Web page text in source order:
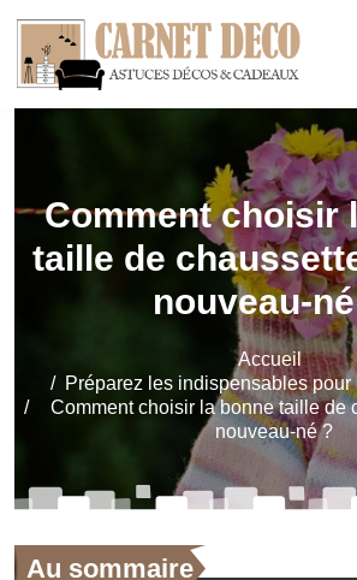
Comment choisir
taille de
nouveau-
Accueil
Préparez les indispensables
Comment choisir la bonne taille de
nouveau-né ?
Au sommaire